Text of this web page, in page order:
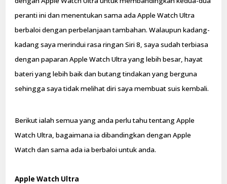
peranti ini dan menentukan sama ada Apple Watch Ultra
berbaloi dengan perbelanjaan tambahan. Walaupun kadang-
kadang saya merindui rasa ringan Siri 8, saya sudah terbiasa
dengan paparan Apple Watch Ultra yang lebih besar, hayat
bateri yang lebih baik dan butang tindakan yang berguna
sehingga saya tidak melihat diri saya membuat suis kembali.
Berikut ialah semua yang anda perlu tahu tentang Apple
Watch Ultra, bagaimana ia dibandingkan dengan Apple
Watch dan sama ada ia berbaloi untuk anda.
Apple Watch Ultra